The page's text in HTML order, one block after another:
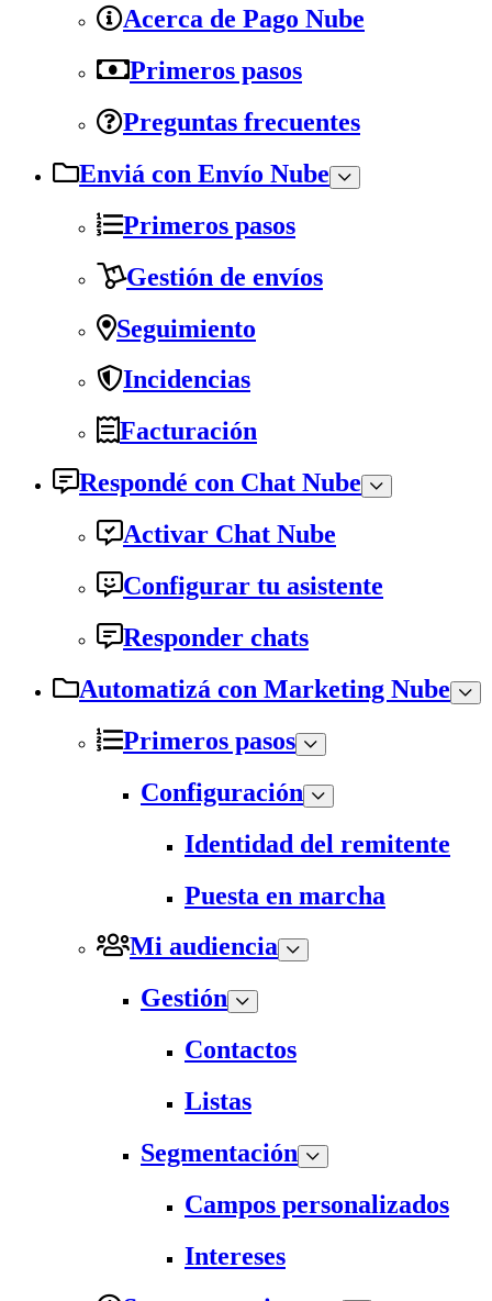
Acerca de Pago Nube
Primeros pasos
Preguntas frecuentes
Enviá con Envío Nube
Primeros pasos
Gestión de envíos
Seguimiento
Incidencias
Facturación
Respondé con Chat Nube
Activar Chat Nube
Configurar tu asistente
Responder chats
Automatizá con Marketing Nube
Primeros pasos
Configuración
Identidad del remitente
Puesta en marcha
Mi audiencia
Gestión
Contactos
Listas
Segmentación
Campos personalizados
Intereses